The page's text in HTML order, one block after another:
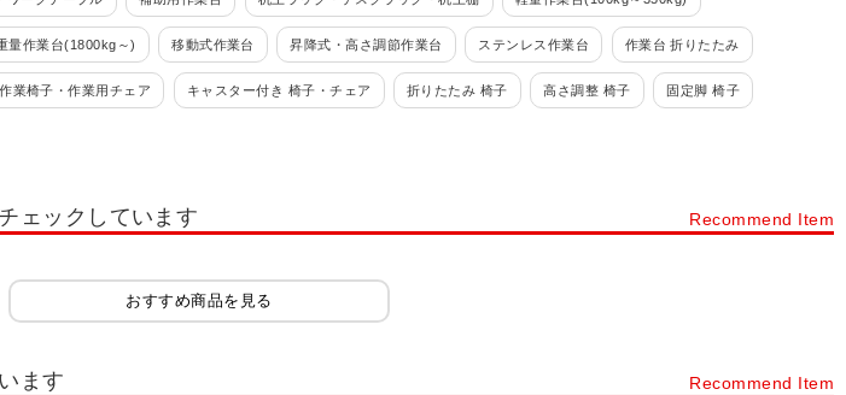
量作業台(1800kg～) 移動式作業台 昇降式・高さ調節作業台 ステンレス作業台 作業台 折りたたみ
作業椅子・作業用チェア キャスター付き 椅子・チェア 折りたたみ 椅子 高さ調整 椅子 固定脚 椅子
60kg) 中量キャビネット(引出し50kg～100kg) 工具保管庫
グランデケース コンテナラック ミニ工具室 その他保管庫
ェックしています Recommend Item
おすすめ商品を見る
ます Recommend Item